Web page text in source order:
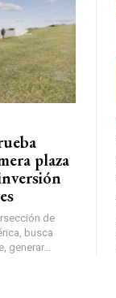
plaza
de
busca